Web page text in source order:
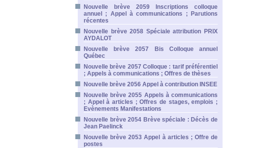
Nouvelle brève 2059 Inscriptions colloque
annuel ; Appel à communications ; Parutions
récentes
Nouvelle brève 2058 Spéciale attribution PRIX
AYDALOT
Nouvelle brève 2057 Bis Colloque annuel
Québec
Nouvelle brève 2057 Colloque : tarif préférentiel
; Appels à communications ; Offres de thèses
Nouvelle brève 2056 Appel à contribution INSEE
Nouvelle brève 2055 Appels à communications
; Appel à articles ; Offres de stages, emplois ;
Evènements Manifestations
Nouvelle brève 2054 Brève spéciale : Décès de
Jean Paelinck
Nouvelle brève 2053 Appel à articles ; Offre de
postes